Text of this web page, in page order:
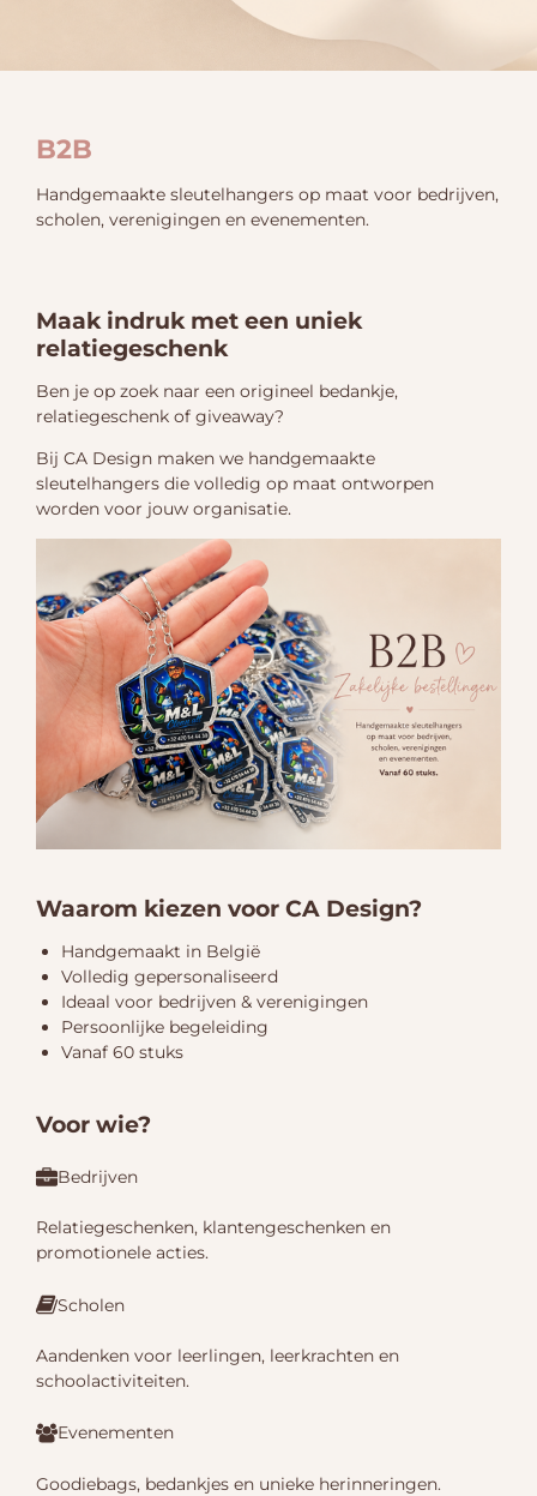
B2B
Handgemaakte sleutelhangers op maat voor bedrijven,
scholen, verenigingen en evenementen.
Maak indruk met een uniek
relatiegeschenk
Ben je op zoek naar een origineel bedankje,
relatiegeschenk of giveaway?
Bij CA Design maken we handgemaakte
sleutelhangers die volledig op maat ontworpen
worden voor jouw organisatie.
Waarom kiezen voor CA Design?
Handgemaakt in België
Volledig gepersonaliseerd
Ideaal voor bedrijven & verenigingen
Persoonlijke begeleiding
Vanaf 60 stuks
Voor wie?
Bedrijven
Relatiegeschenken, klantengeschenken en
promotionele acties.
Scholen
Aandenken voor leerlingen, leerkrachten en
schoolactiviteiten.
Evenementen
Goodiebags, bedankjes en unieke herinneringen.